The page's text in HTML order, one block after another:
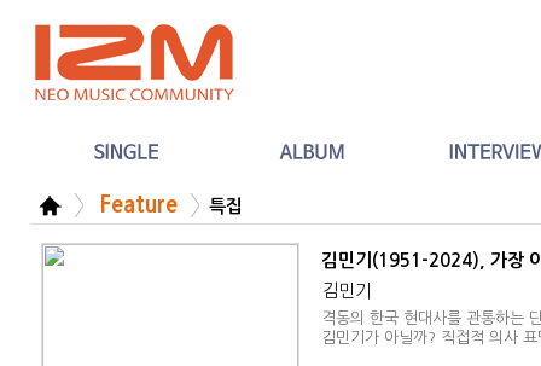
Feature 특집
김민기(1951-2024), 가장
김민기
격동의 한국 현대사를 관통하는
김민기가 아닐까? 직접적 의사